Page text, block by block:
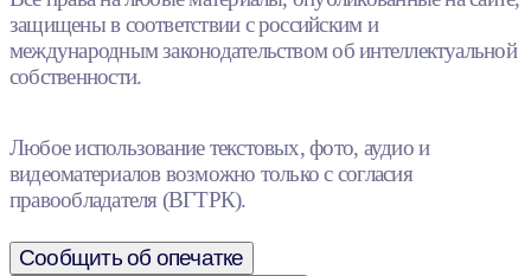
защищены в соответствии с российским и
международным законодательством об интеллектуальной
собственности.
Любое использование текстовых, фото, аудио и
видеоматериалов возможно только с согласия
правообладателя (ВГТРК).
Сообщить об опечатке